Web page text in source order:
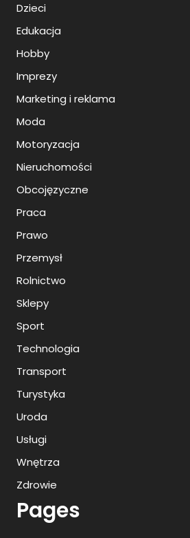
Dzieci
Edukacja
Hobby
Imprezy
Marketing i reklama
Moda
Motoryzacja
Nieruchomości
Obcojęzyczne
Praca
Prawo
Przemysł
Rolnictwo
Sklepy
Sport
Technologia
Transport
Turystyka
Uroda
Usługi
Wnętrza
Zdrowie
Pages